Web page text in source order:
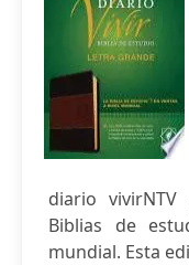
diario
Biblias de
mundial. Esta